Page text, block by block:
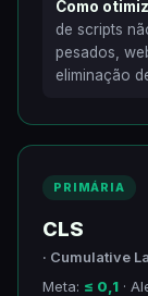
Como
de scripts
pesados,
eliminação
PRIMÁRIA
CLS
· Cumulative
Meta: ≤ 0,1 ·